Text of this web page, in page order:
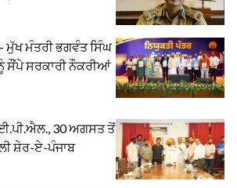
ਮੁੱਖ ਮੰਤਰੀ ਭਗਵੰਤ ਸਿੰਘ
ਸੌਂਪੇ ਸਰਕਾਰੀ ਨੌਕਰੀਆਂ
30 ਅਗਸਤ ਤੋਂ
ਸ਼ੇਰ-ਏ-ਪੰਜਾਬ